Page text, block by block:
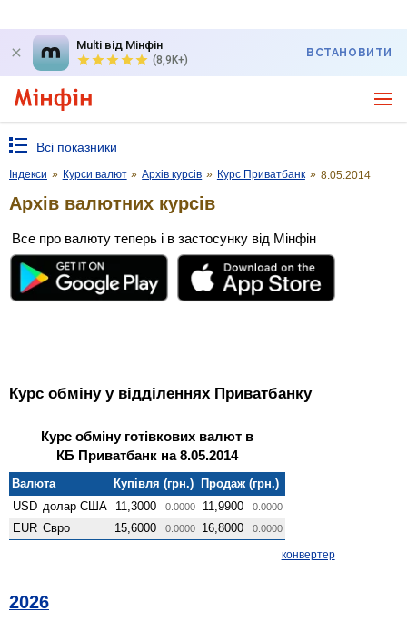
Multi від Мінфін
(8,9K+)
ВСТАНОВИТИ
Всі показники
Індекси » Курси валют » Архів курсів » Курс Приватбанк » 8.05.2014
Архів валютних курсів
Все про валюту теперь і в застосунку від Мінфін
Курс обміну у відділеннях Приватбанку
Курс обміну готівкових валют в
КБ Приватбанк на 8.05.2014
Валюта Купівля (грн.)
Продаж (грн.)
USD долар США 11,3000 0.0000 11,9900 0.0000
EUR Євро 15,6000 0.0000 16,8000 0.0000
конвертер
2026